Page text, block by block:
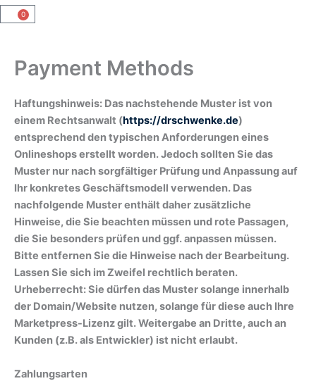
0
Warenkorb
Payment Methods
Haftungshinweis: Das nachstehende Muster ist von
einem Rechtsanwalt (https://drschwenke.de)
entsprechend den typischen Anforderungen eines
Onlineshops erstellt worden. Jedoch sollten Sie das
Muster nur nach sorgfältiger Prüfung und Anpassung auf
Ihr konkretes Geschäftsmodell verwenden. Das
nachfolgende Muster enthält daher zusätzliche
Hinweise, die Sie beachten müssen und rote Passagen,
die Sie besonders prüfen und ggf. anpassen müssen.
Bitte entfernen Sie die Hinweise nach der Bearbeitung.
Lassen Sie sich im Zweifel rechtlich beraten.
Urheberrecht: Sie dürfen das Muster solange innerhalb
der Domain/Website nutzen, solange für diese auch Ihre
Marketpress-Lizenz gilt. Weitergabe an Dritte, auch an
Kunden (z.B. als Entwickler) ist nicht erlaubt.
Zahlungsarten